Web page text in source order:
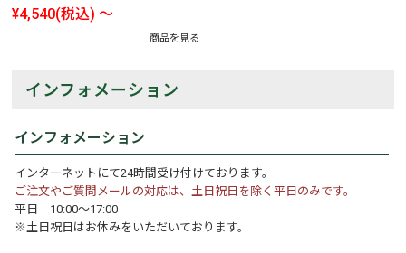
¥4,540(税込) ～
商品を見る
インフォメーション
インフォメーション
インターネットにて24時間受け付けております。
ご注文やご質問メールの対応は、土日祝日を除く平日のみです。
平日 10:00～17:00
※土日祝日はお休みをいただいております。